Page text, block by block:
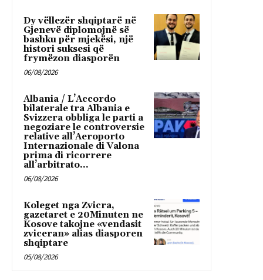
Dy vëllezër shqiptarë në
Gjenevë diplomojnë së
bashku për mjekësi, një
histori suksesi që
frymëzon diasporën
06/08/2026
Albania / L’Accordo
bilaterale tra Albania e
Svizzera obbliga le parti a
negoziare le controversie
relative all’Aeroporto
Internazionale di Valona
prima di ricorrere
all’arbitrato...
06/08/2026
Koleget nga Zvicra,
gazetaret e 20Minuten ne
Kosove takojne «vendasit
zviceran» alias diasporen
shqiptare
05/08/2026